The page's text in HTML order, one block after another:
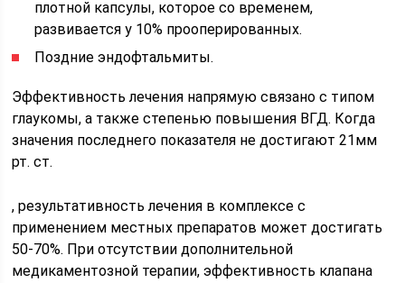
плотной капсулы, которое со временем,
развивается у 10% прооперированных.
Поздние эндофтальмиты.
Эффективность лечения напрямую связано с типом
глаукомы, а также степенью повышения ВГД. Когда
значения последнего показателя не достигают 21мм
рт. ст.
, результативность лечения в комплексе с
применением местных препаратов может достигать
50-70%. При отсутствии дополнительной
медикаментозной терапии, эффективность клапана